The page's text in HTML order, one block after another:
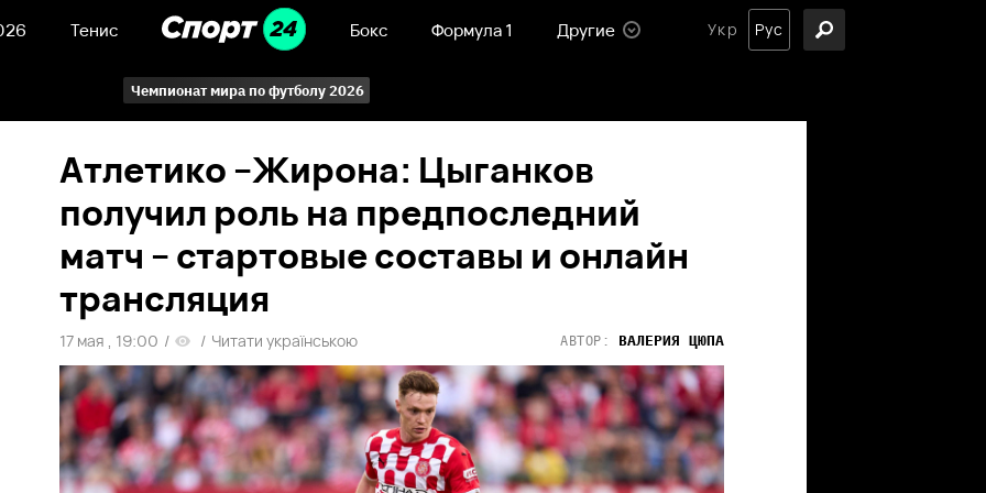
Тенис Бокс Формула 1 Другие Укр Рус
Чемпионат мира по футболу 2026
Атлетико –Жирона: Цыганков
получил роль на предпоследний
матч – стартовые составы и онлайн
трансляция
17 мая , 19:00 / / Читати українською АВТОР: ВАЛЕРИЯ ЦЮПА